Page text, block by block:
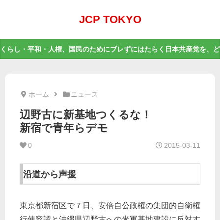
JCP TOKYO
くらし・平和・人権、国民のためにブレずにはたらく日本共産党を、
ホーム ニュース
辺野古に新基地つくるな！
新宿で青年らデモ
0 2015-03-11
沿道から声援
東京都新宿区で７日、安倍自公政権の集団的自衛権